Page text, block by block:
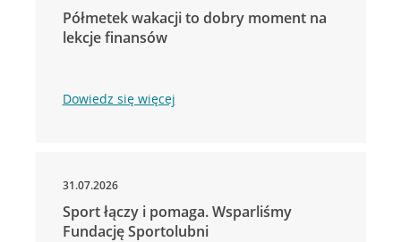
Półmetek wakacji to dobry moment na
lekcje finansów
Dowiedz się więcej
31.07.2026
Sport łączy i pomaga. Wsparliśmy
Fundację Sportolubni